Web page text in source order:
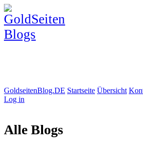
GoldseitenBlog.DE Startseite Übersicht
Log in
Alle Blogs